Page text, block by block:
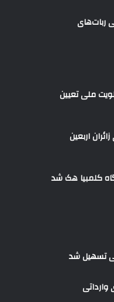
ربات‌های
ملی تعیین
اربعین
کلمبیا هک شد
تسهیل شد
وارداتی